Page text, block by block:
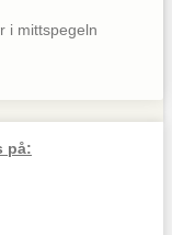
i mittspegeln
på: